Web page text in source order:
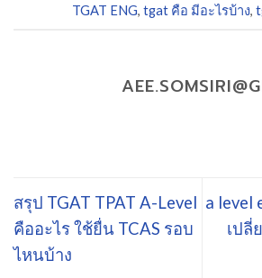
TGAT ENG, tgat คือ มีอะไรบ้าง,
สรุป TGAT TPAT A-Level
คืออะไร ใช้ยื่น TCAS รอบ
ไหนบ้าง
a level
เปลี่